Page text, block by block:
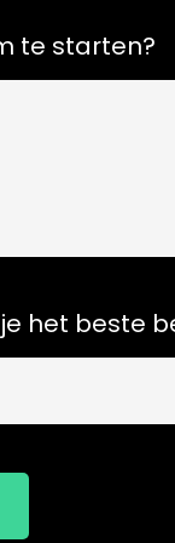
te starten?
het beste